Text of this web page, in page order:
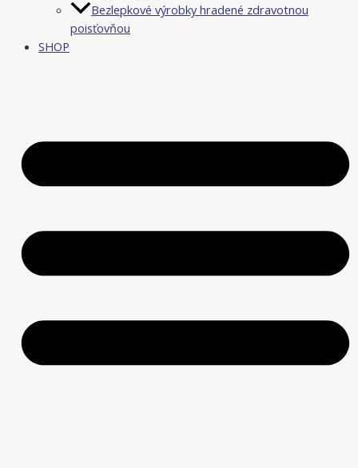
Bezlepkové výrobky hradené zdravotnou
poisťovňou
SHOP